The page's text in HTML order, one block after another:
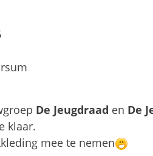
De Jeugdraad en De
klaar.
mee te nemen